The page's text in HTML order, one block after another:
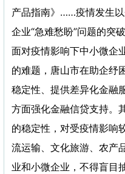
产品指南》……疫情发生
企业“急难愁盼”问题的突破
面对疫情影响下中小微企
的难题，唐山市在助企纾
稳定性、提供差异化金融
方面强化金融信贷支持。
的稳定性，对受疫情影响
流运输、文化旅游、农产
业和小微企业，不得盲目